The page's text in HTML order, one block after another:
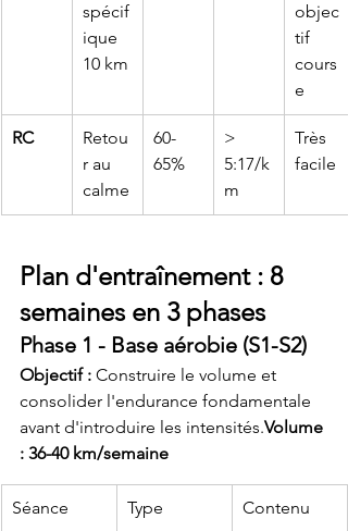
spécif
ique
10 km
objec
tif
cours
e
RC
Retou
r au
calme
60-
65%
>
5:17/k
m
Très
facile
Plan d'entraînement : 8
semaines en 3 phases
Phase 1 - Base aérobie (S1-S2)
Objectif : Construire le volume et
consolider l'endurance fondamentale
avant d'introduire les intensités.Volume
: 36-40 km/semaine
Séance Type Contenu